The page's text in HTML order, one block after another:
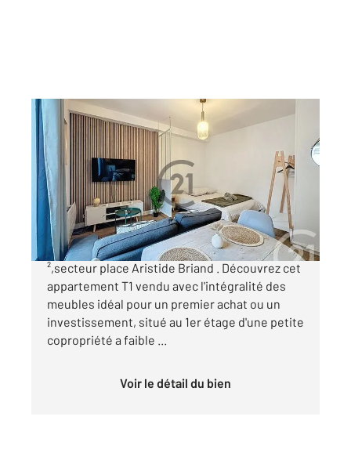
REIMS 51
22 m
2
, 1 pièce
Ref : 18245
Appartement Studio à vendre
121 000 €
A VENDRE Appartement Type1 de 22 m
²,secteur place Aristide Briand . Découvrez cet
appartement T1 vendu avec l'intégralité des
meubles idéal pour un premier achat ou un
investissement, situé au 1er étage d'une petite
copropriété a faible ...
Voir le détail du bien